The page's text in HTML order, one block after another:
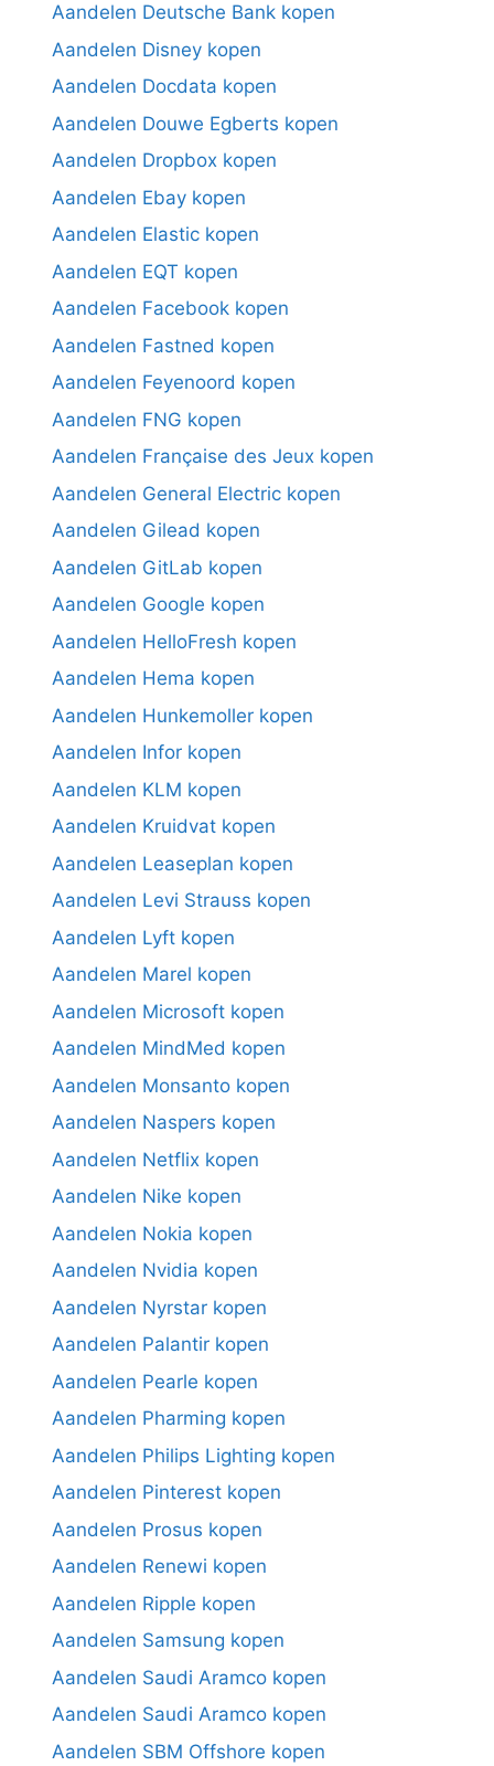
Aandelen Deutsche Bank kopen
Aandelen Disney kopen
Aandelen Docdata kopen
Aandelen Douwe Egberts kopen
Aandelen Dropbox kopen
Aandelen Ebay kopen
Aandelen Elastic kopen
Aandelen EQT kopen
Aandelen Facebook kopen
Aandelen Fastned kopen
Aandelen Feyenoord kopen
Aandelen FNG kopen
Aandelen Française des Jeux kopen
Aandelen General Electric kopen
Aandelen Gilead kopen
Aandelen GitLab kopen
Aandelen Google kopen
Aandelen HelloFresh kopen
Aandelen Hema kopen
Aandelen Hunkemoller kopen
Aandelen Infor kopen
Aandelen KLM kopen
Aandelen Kruidvat kopen
Aandelen Leaseplan kopen
Aandelen Levi Strauss kopen
Aandelen Lyft kopen
Aandelen Marel kopen
Aandelen Microsoft kopen
Aandelen MindMed kopen
Aandelen Monsanto kopen
Aandelen Naspers kopen
Aandelen Netflix kopen
Aandelen Nike kopen
Aandelen Nokia kopen
Aandelen Nvidia kopen
Aandelen Nyrstar kopen
Aandelen Palantir kopen
Aandelen Pearle kopen
Aandelen Pharming kopen
Aandelen Philips Lighting kopen
Aandelen Pinterest kopen
Aandelen Prosus kopen
Aandelen Renewi kopen
Aandelen Ripple kopen
Aandelen Samsung kopen
Aandelen Saudi Aramco kopen
Aandelen Saudi Aramco kopen
Aandelen SBM Offshore kopen